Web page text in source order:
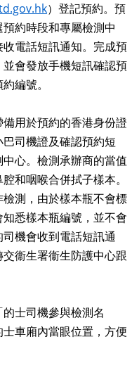
）登記預約。預
約時段和專屬檢測中
電話短訊通知。完成預
會發放手機短訊確認預
編號。
用於預約的香港身份證
司機證及確認預約短
心。檢測承辦商的當值
和咽喉合併拭子樣本。
測，由於樣本瓶不會標
悉樣本瓶編號，並不會
機會收到電話短訊通
衞生署衞生防護中心跟
士司機參與檢測名
車廂內當眼位置，方便